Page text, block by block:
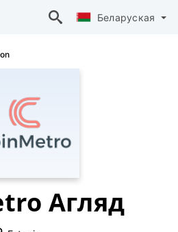
Беларуская
Агляд